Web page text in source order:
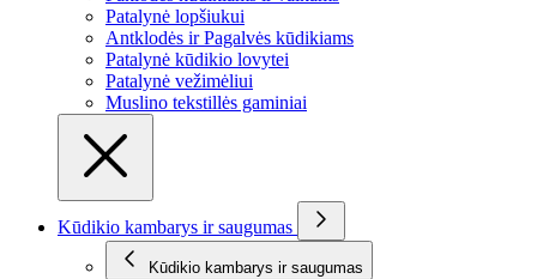
Patalynė lopšiukui
Antklodės ir Pagalvės kūdikiams
Patalynė kūdikio lovytei
Patalynė vežimėliui
Muslino tekstillės gaminiai
Kūdikio kambarys ir saugumas
Kūdikio kambarys ir saugumas